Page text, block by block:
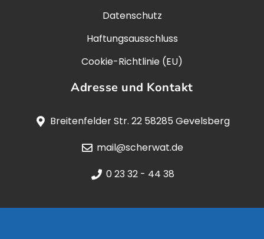
Datenschutz
Haftungsausschluss
Cookie-Richtlinie (EU)
Adresse und Kontakt
Breitenfelder Str. 22 58285 Gevelsberg
mail@scherwat.de
0 23 32 - 44 38